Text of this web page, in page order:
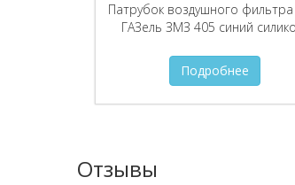
Патрубок воздушного
ГАЗель ЗМЗ 405 синий
Подробнее
Отзывы